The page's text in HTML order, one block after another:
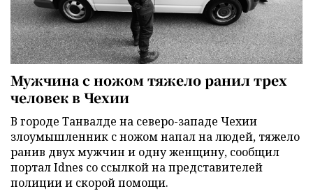
Мужчина с ножом тяжело ранил трех
человек в Чехии
В городе Танвалде на северо-западе Чехии
злоумышленник с ножом напал на людей, тяжело
ранив двух мужчин и одну женщину, сообщил
портал Idnes со ссылкой на представителей
полиции и скорой помощи.